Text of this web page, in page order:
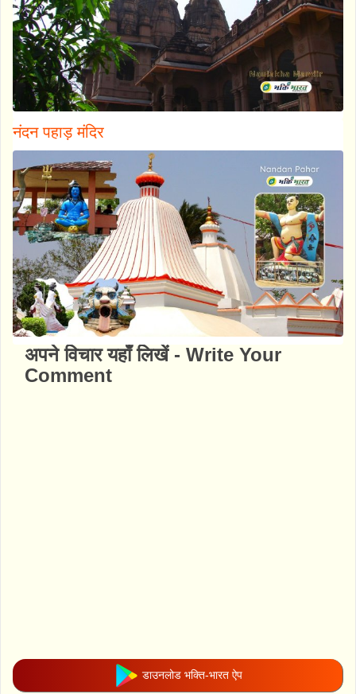
नंदन पहाड़ मंदिर
अपने विचार यहाँ लिखें - Write Your
Comment
डाउनलोड भक्ति-भारत ऐप